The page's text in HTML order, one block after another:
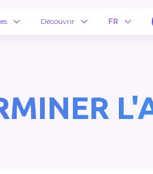
Découvrir FR